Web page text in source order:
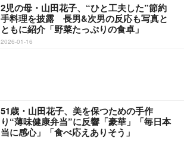
2児の母・山田花子、“ひと工夫した”節約
手料理を披露 長男&次男の反応も写真と
ともに紹介「野菜たっぷりの食卓」
2026-01-16
51歳・山田花子、美を保つための手作
り“薄味健康弁当”に反響「豪華」「毎日本
当に感心」「食べ応えありそう」